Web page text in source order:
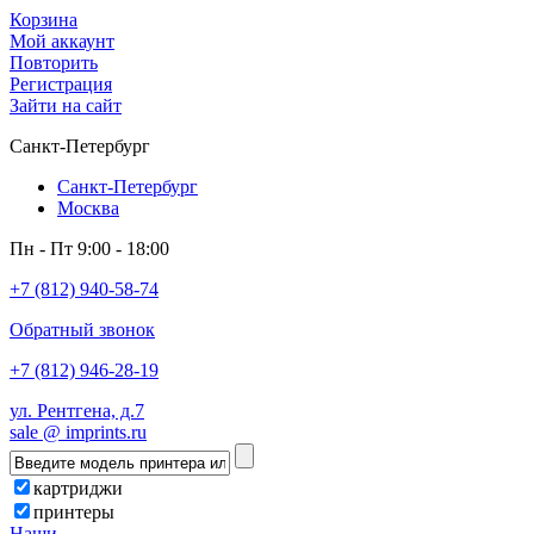
Корзина
Мой аккаунт
Повторить
Регистрация
Зайти на сайт
Санкт-Петербург
Санкт-Петербург
Москва
Пн - Пт 9:00 - 18:00
+7 (812) 940-58-74
Обратный звонок
+7 (812) 946-28-19
ул. Рентгена, д.7
sale @ imprints.ru
картриджи
принтеры